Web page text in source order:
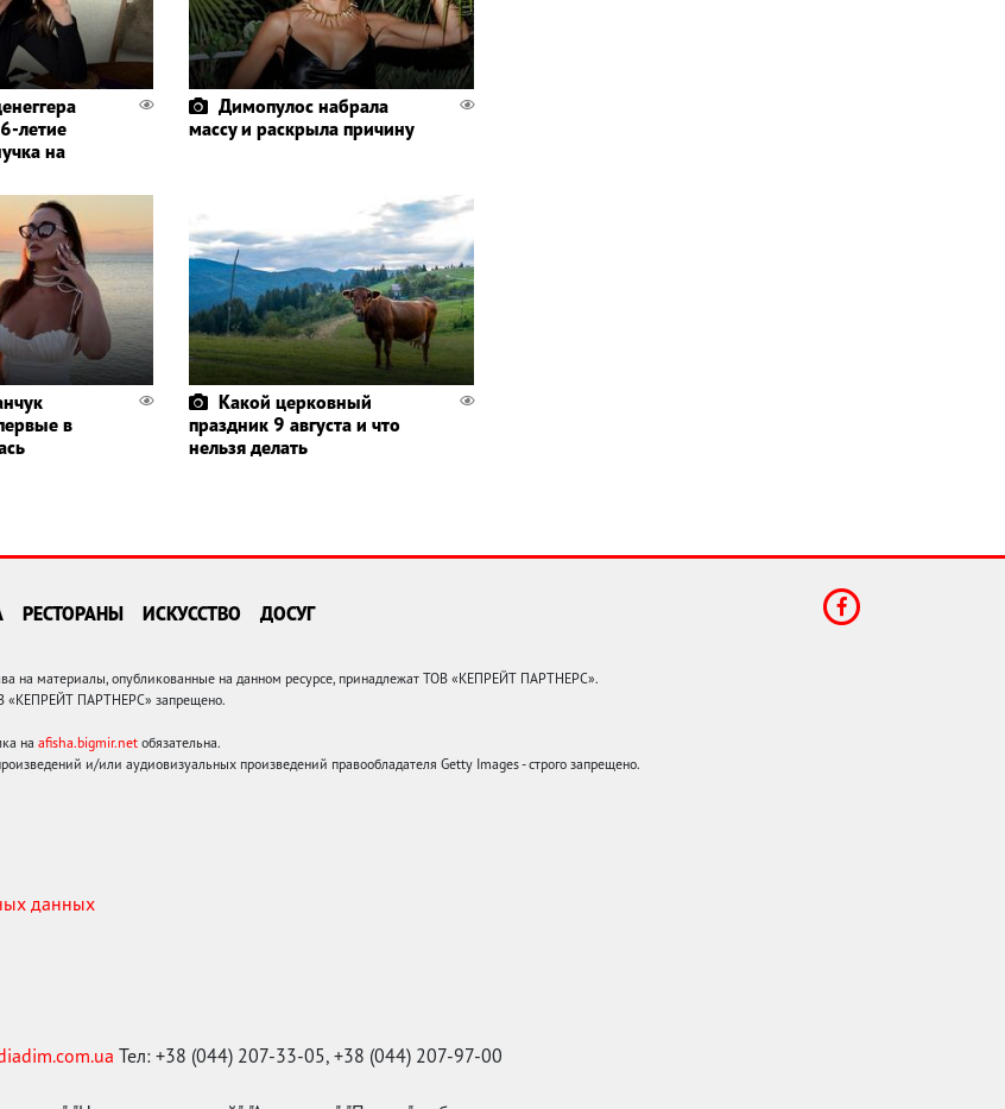
летие
на
Димопулос набрала
массу и раскрыла причину
в
Какой церковный
праздник 9 августа и что
нельзя делать
РЕСТОРАНЫ ИСКУССТВО ДОСУГ
материалы, опубликованные на данном ресурсе, принадлежат ТОВ «КЕПРЕЙТ ПАРТНЕРС».
«КЕПРЕЙТ ПАРТНЕРС» запрещено.
на afisha.bigmir.net обязательна.
и/или аудиовизуальных произведений правообладателя Getty Images - строго запрещено.
данных
Тел: +38 (044) 207-33-05, +38 (044) 207-97-00